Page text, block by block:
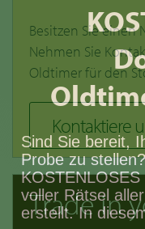
Besitzen Sie einen
Nehmen Sie
Oldtimer für den
Kontaktiere
Trade in
Sind Sie bereit,
Probe zu
voller Rätsel
erstellt. In